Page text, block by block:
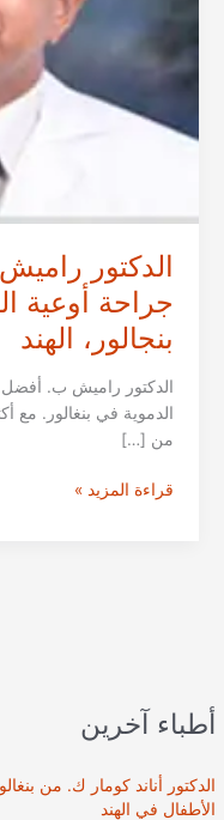
أطباء آخرين
الدكتور أناند كومار ك. من
الأطفال في الهند
الدكتور
جراحة أوعية
بنجالور، الهند
الدكتور راميش ب. أفضل
من […]
الدكتور
التداخلية
بنجالور،
الهند
قراءة المزيد »